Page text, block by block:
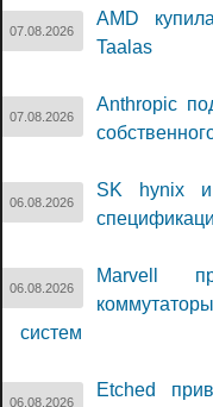
07.08.2026
AMD
Taalas
07.08.2026
Anthropic
06.08.2026
SK hynix и
06.08.2026
Marvell
систем
06.08.2026
Etched